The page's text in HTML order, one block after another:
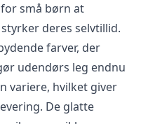
små børn at
deres selvtillid.
farver, der
udendørs leg endnu
variere, hvilket giver
De glatte